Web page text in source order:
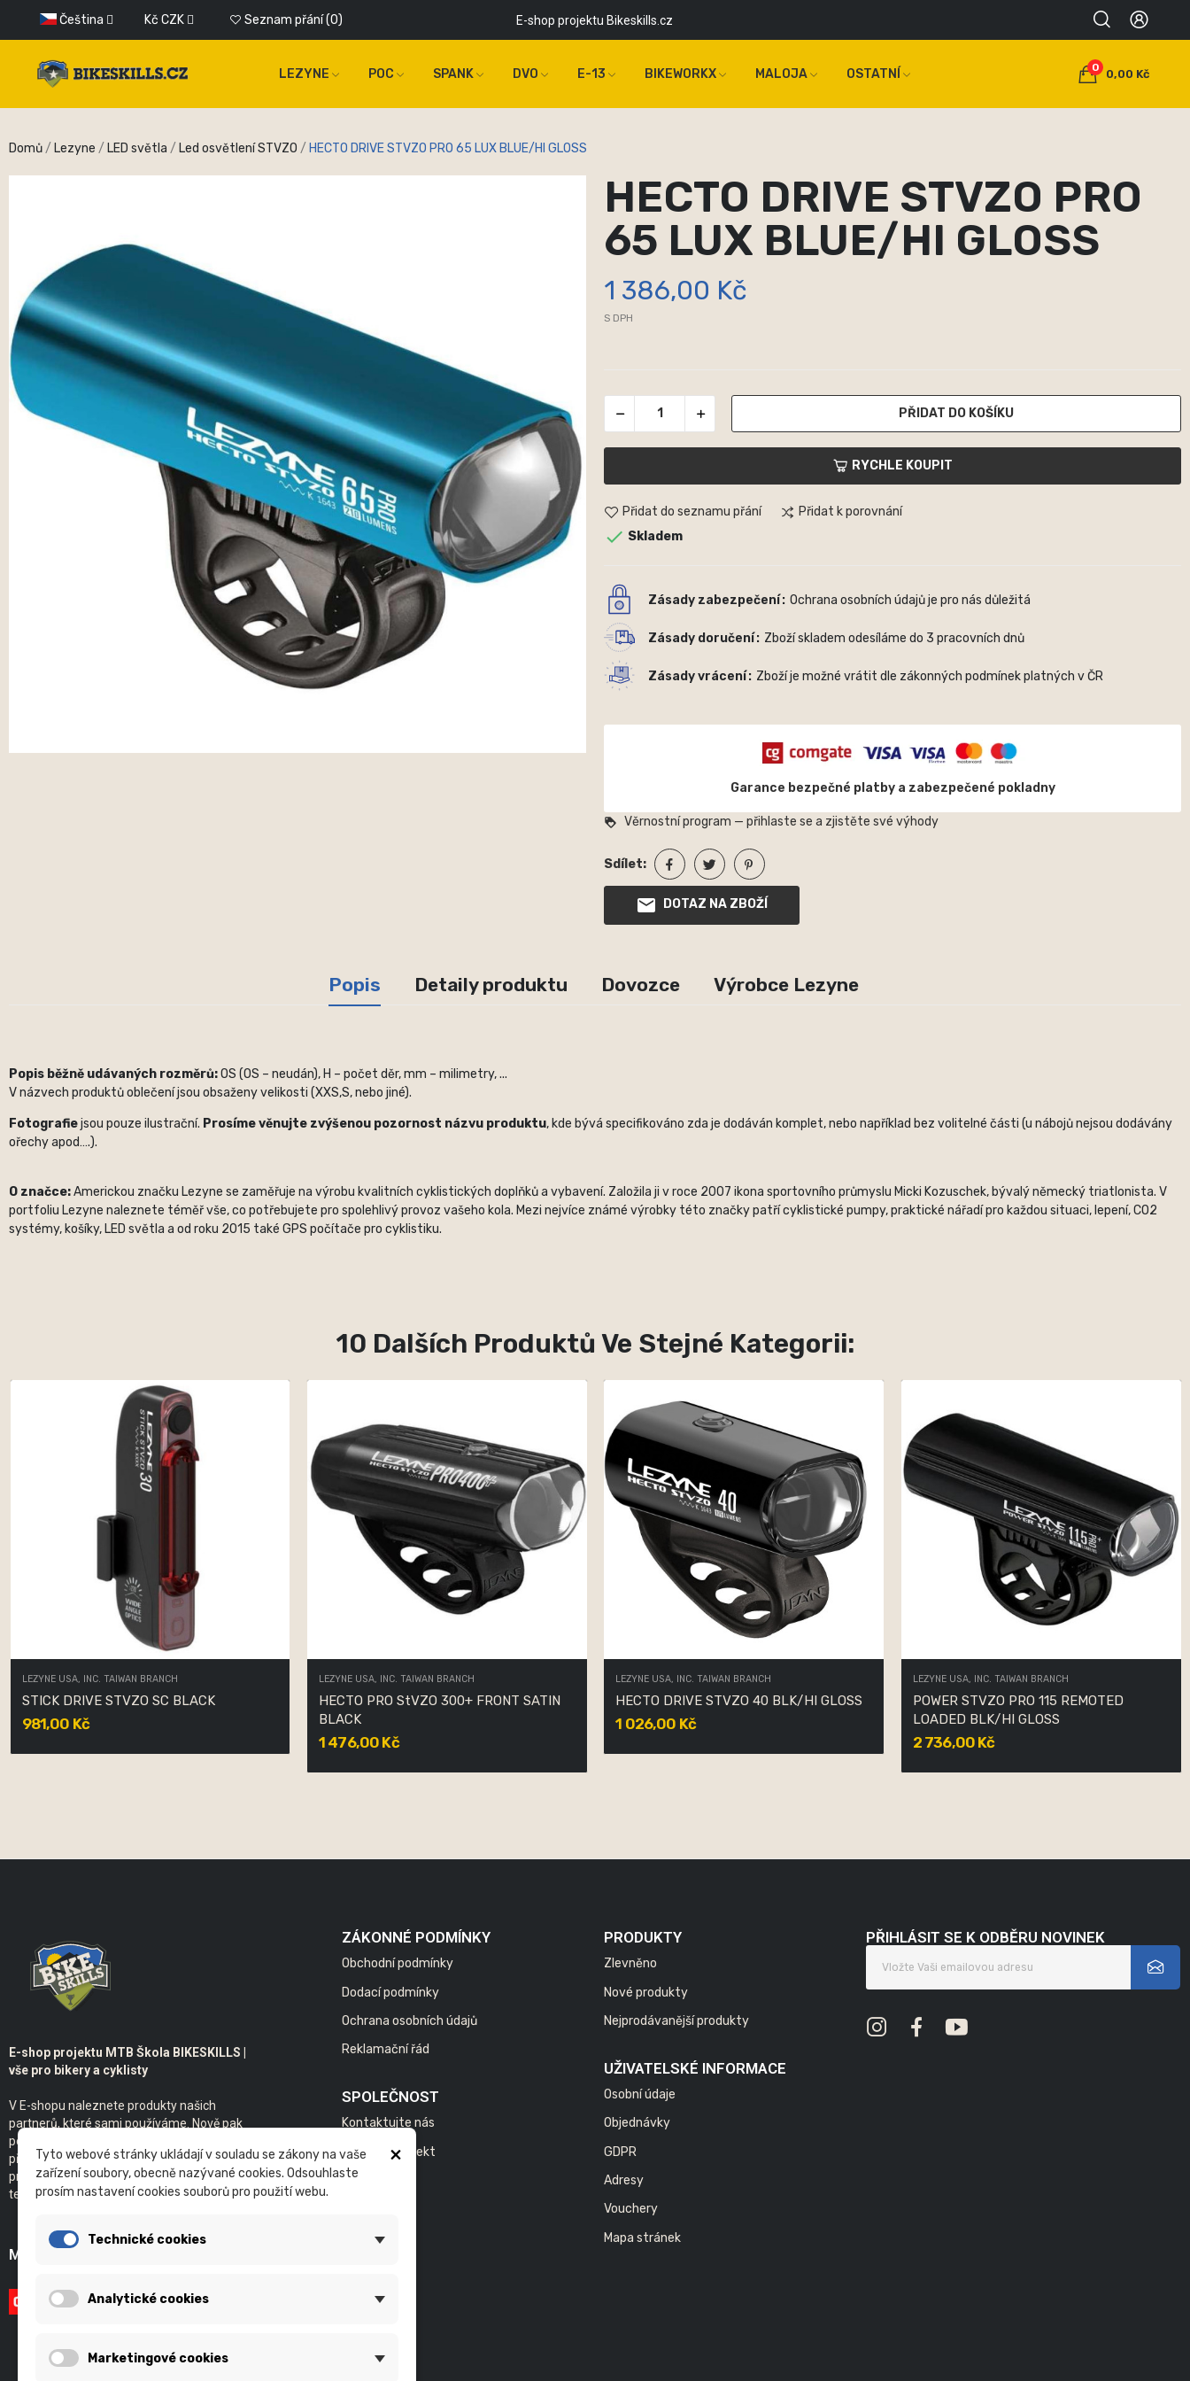
Čeština Kč CZK Seznam přání 0 E-shop projektu Bikeskills.cz
LEZYNE POC SPANK DVO E-13 BIKEWORKX MALOJA OSTATNÍ 0,00 Kč
0
Domů Lezyne LED světla Led osvětlení STVZO HECTO DRIVE STVZO PRO 65 LUX BLUE/HI GLOSS
HECTO DRIVE STVZO PRO
65 LUX BLUE/HI GLOSS
1 386,00 Kč
S DPH
PŘIDAT DO KOŠÍKU
RYCHLE KOUPIT
Přidat do seznamu přání Přidat k porovnání
 Skladem
Zásady zabezpečení Ochrana osobních údajů je pro nás důležitá
Zásady doručení Zboží skladem odesíláme do 3 pracovních dnů
Zásady vrácení Zboží je možné vrátit dle zákonných podmínek platných v ČR
Garance bezpečné platby a zabezpečené pokladny
loyalty Věrnostní program — přihlaste se a zjistěte své výhody
Sdílet:
DOTAZ NA ZBOŽÍ
Popis Detaily produktu Dovozce Výrobce Lezyne
Popis běžně udávaných rozměrů:OS (OS – neudán), H – počet děr, mm – milimetry, ...
V názvech produktů oblečení jsou obsaženy velikosti (XXS,S, nebo jiné).
Fotografiejsou pouze ilustrační. Prosíme věnujte zvýšenou pozornost názvu produktu, kde bývá specifikováno zda je dodáván komplet, nebo například bez volitelné části (u nábojů nejsou dodávány
ořechy apod….).
O značce:Americkou značku Lezyne se zaměřuje na výrobu kvalitních cyklistických doplňků a vybavení. Založila ji v roce 2007 ikona sportovního průmyslu Micki Kozuschek, bývalý německý triatlonista. V
portfoliu Lezyne naleznete téměř vše, co potřebujete pro spolehlivý provoz vašeho kola. Mezi nejvíce známé výrobky této značky patří cyklistické pumpy, praktické nářadí pro každou situaci, lepení, CO2
systémy, košíky, LED světla a od roku 2015 také GPS počítače pro cyklistiku.
10 Dalších Produktů Ve Stejné Kategorii:
LEZYNE USA, INC. TAIWAN BRANCH
STICK DRIVE STVZO SC BLACK
981,00 Kč
LEZYNE USA, INC. TAIWAN BRANCH
HECTO PRO StVZO 300+ FRONT SATIN
BLACK
1 476,00 Kč
LEZYNE USA, INC. TAIWAN BRANCH
HECTO DRIVE STVZO 40 BLK/HI GLOSS
1 026,00 Kč
LEZYNE USA, INC. TAIWAN BRANCH
POWER STVZO PRO 115 REMOTED
LOADED BLK/HI GLOSS
2 736,00 Kč
E-shop projektu MTB Škola BIKESKILLS |
vše pro bikery a cyklisty
V E-shopu naleznete produkty našich
partnerů, které sami používáme. Nově pak
poskytujeme servis kol s individuálním
přístupem. Samozřejmostí je základ našeho
projektu - individuální a skupinová výuka
technické jízdy na kole v terénu.
MOŽNOSTI PLATBY
ZÁKONNÉ PODMÍNKY
Obchodní podmínky
Dodací podmínky
Ochrana osobních údajů
Reklamační řád
SPOLEČNOST
Kontaktujte nás
Bikeskills projekt
PRODUKTY
Zlevněno
Nové produkty
Nejprodávanější produkty
UŽIVATELSKÉ INFORMACE
Osobní údaje
Objednávky
GDPR
Adresy
Vouchery
Mapa stránek
PŘIHLÁSIT SE K ODBĚRU NOVINEK
×
Tyto webové stránky ukládají v souladu se zákony na vaše
zařízení soubory, obecně nazývané cookies. Odsouhlaste
prosím nastavení cookies souborů pro použití webu.
Technické cookies
Analytické cookies
Marketingové cookies